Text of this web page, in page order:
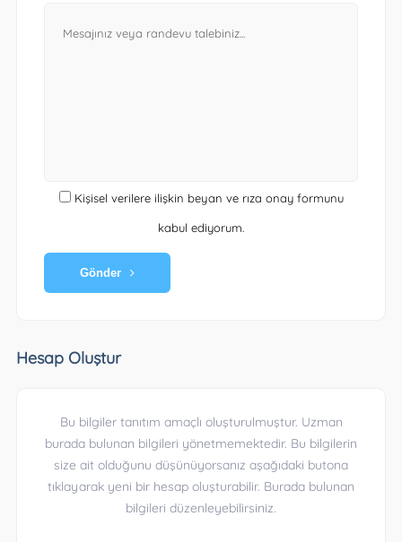
Kişisel verilere ilişkin beyan ve rıza onay formunu
kabul ediyorum.
Gönder
Hesap Oluştur
Bu bilgiler tanıtım amaçlı oluşturulmuştur. Uzman
burada bulunan bilgileri yönetmemektedir. Bu bilgilerin
size ait olduğunu düşünüyorsanız aşağıdaki butona
tıklayarak yeni bir hesap oluşturabilir. Burada bulunan
bilgileri düzenleyebilirsiniz.